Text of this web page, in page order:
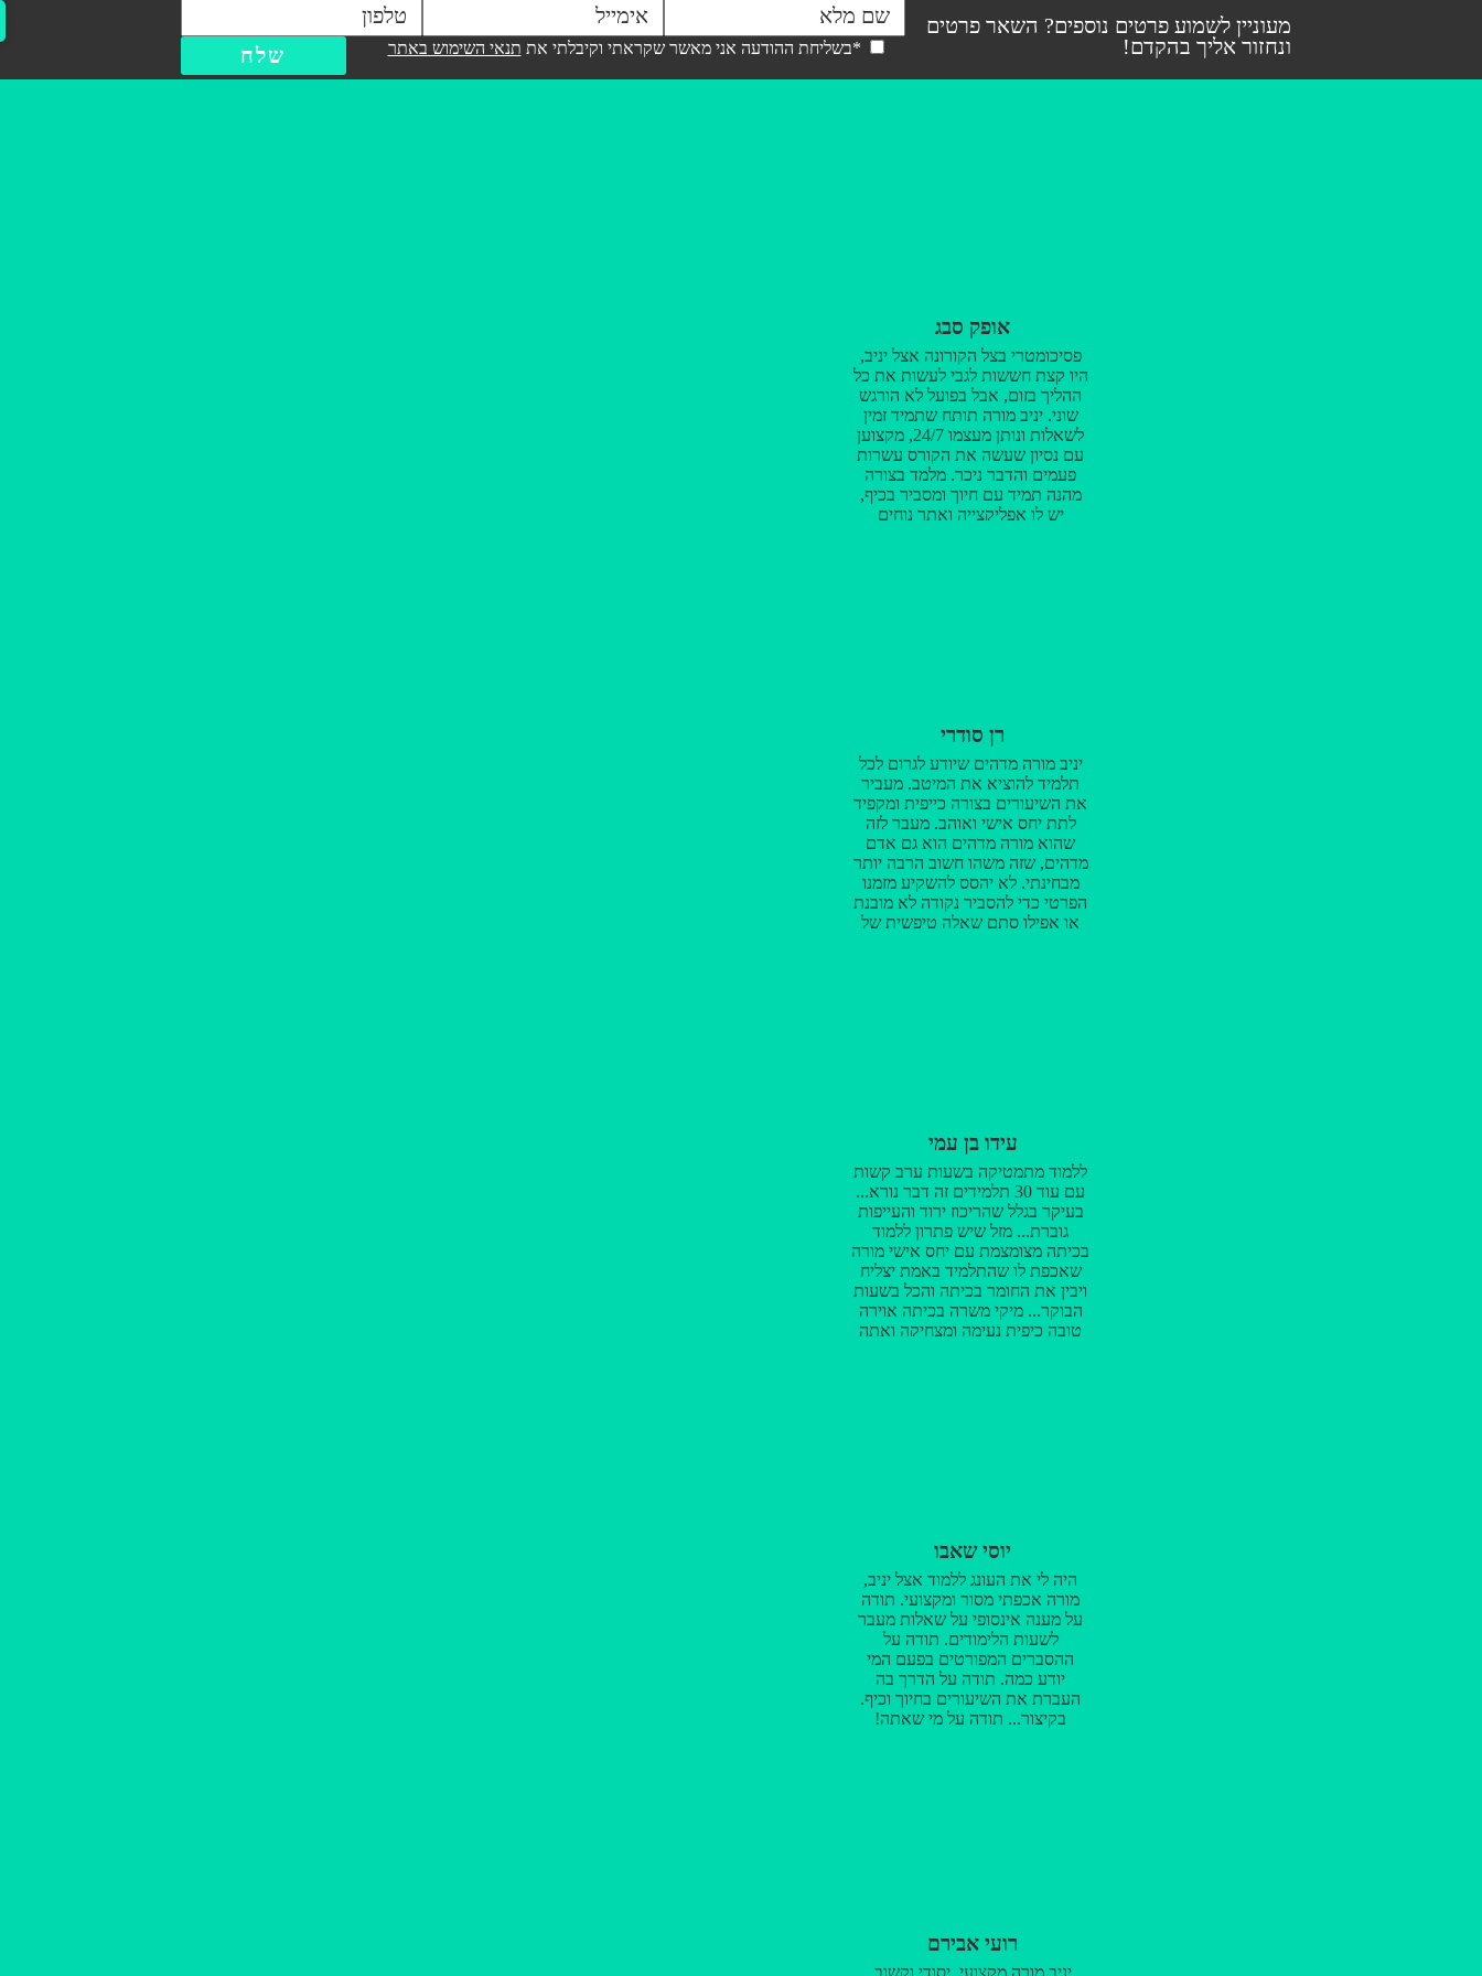
מעוניין לשמוע פרטים נוספים? השאר פרטים
ונחזור אליך בהקדם!
*בשליחת ההודעה אני מאשר שקראתי וקיבלתי את תנאי השימוש באתר
אופק סבג
פסיכומטרי בצל הקורונה אצל יניב,
היו קצת חששות לגבי לעשות את כל
ההליך בזום, אבל בפועל לא הורגש
שוני. יניב מורה תותח שתמיד זמין
לשאלות ונותן מעצמו 24/7, מקצוען
עם נסיון שעשה את הקורס עשרות
פעמים והדבר ניכר. מלמד בצורה
מהנה תמיד עם חיוך ומסביר בכיף,
יש לו אפליקצייה ואתר נוחים
רן סודרי
יניב מורה מדהים שיודע לגרום לכל
תלמיד להוציא את המיטב. מעביר
את השיעורים בצורה כייפית ומקפיד
לתת יחס אישי ואוהב. מעבר לזה
שהוא מורה מדהים הוא גם אדם
מדהים, שזה משהו חשוב הרבה יותר
מבחינתי. לא יהסס להשקיע מזמנו
הפרטי כדי להסביר נקודה לא מובנת
או אפילו סתם שאלה טיפשית של
עידו בן עמי
ללמוד מתמטיקה בשעות ערב קשות
עם עוד 30 תלמידים זה דבר נורא...
בעיקר בגלל שהריכוז ירוד והעייפות
גוברת... מזל שיש פתרון ללמוד
בכיתה מצומצמת עם יחס אישי מורה
שאכפת לו שהתלמיד באמת יצליח
ויבין את החומר בכיתה והכל בשעות
הבוקר... מיקי משרה בכיתה אוירה
טובה כיפית נעימה ומצחיקה ואתה
להישאר ולהסביר לך שזה לא מובן
מאליו בכלל כמו בכל שאר החברות
המסחריות שדקה אחרי השיעור
המורה נעלם... מעבר לזה שהוא
מורה ומדריך מצוין הוא אדם אמפתי
ונעים וזה חשוב לא פחות מומלץ
בחום !
יוסי שאבו
היה לי את העונג ללמוד אצל יניב,
מורה אכפתי מסור ומקצועי. תודה
על מענה אינסופי על שאלות מעבר
לשעות הלימודים. תודה על
ההסברים המפורטים בפעם המי
יודע כמה. תודה על הדרך בה
העברת את השיעורים בחיוך וכיף.
בקיצור... תודה על מי שאתה!
רועי אבירם
יניב מורה מקצועי, יסודי וקשוב.